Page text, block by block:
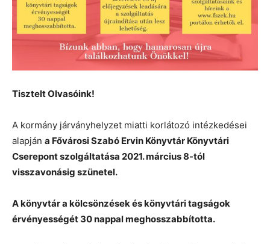
Tisztelt Olvasóink!
A kormány járványhelyzet miatti korlátozó intézkedései
alapján a Fővárosi Szabó Ervin Könyvtár Könyvtári
Cserepont szolgáltatása 2021. március 8-tól
visszavonásig szünetel.
A könyvtár a kölcsönzések és könyvtári tagságok
érvényességét 30 nappal meghosszabbította.